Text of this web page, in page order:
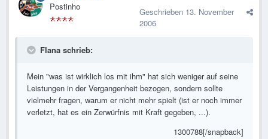
Postinho Geschrieben 13. November
2006
Flana schrieb:
Mein "was ist wirklich los mit ihm" hat sich weniger auf seine
Leistungen in der Vergangenheit bezogen, sondern sollte
vielmehr fragen, warum er nicht mehr spielt (ist er noch immer
verletzt, hat es ein Zerwürfnis mit Kraft gegeben, ...).
1300788[/snapback]